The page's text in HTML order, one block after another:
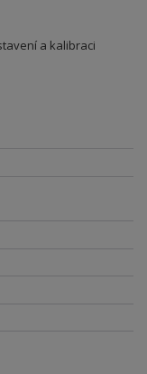
a kalibraci